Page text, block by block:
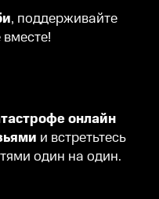
, поддерживайте
онлайн
и встретьтесь
один на один.